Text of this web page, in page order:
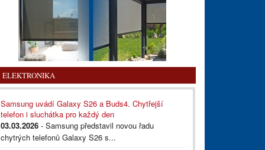
ELEKTRONIKA
Samsung uvádí Galaxy S26 a Buds4. Chytřejší
telefon i sluchátka pro každý den
03.03.2026 - Samsung představil novou řadu
chytrých telefonů Galaxy S26 s...